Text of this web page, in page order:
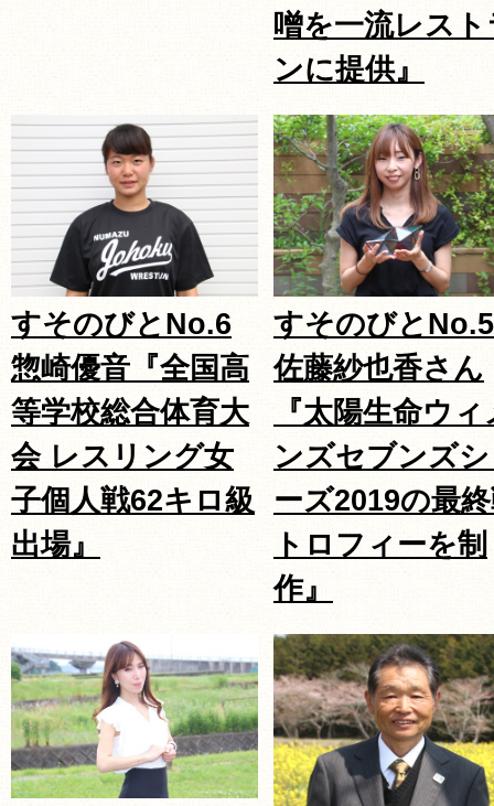
噌を一流レスト
ンに提供』
すそのびとNo.6
惣崎優音『全国高
等学校総合体育大
会 レスリング女
子個人戦62キロ級
出場』
すそのびとNo.5
佐藤紗也香さん
『太陽生命ウィ
ンズセブンズ
ーズ2019の最
トロフィーを制
作』